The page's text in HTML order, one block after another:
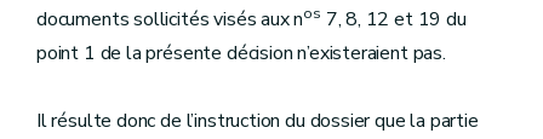
documents sollicités visés aux nos 7, 8, 12 et 19 du
point 1 de la présente décision n’existeraient pas.
Il résulte donc de l’instruction du dossier que la partie